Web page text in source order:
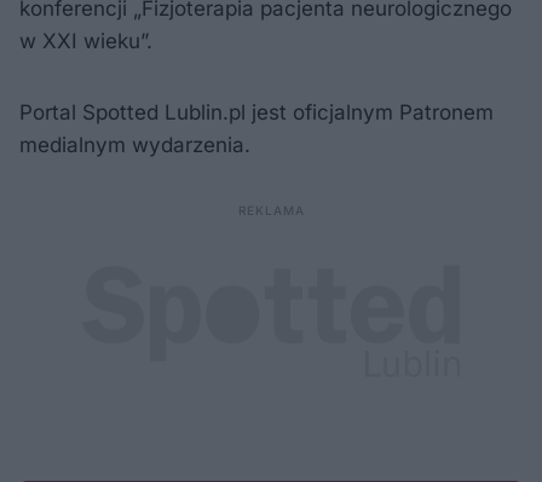
konferencji „Fizjoterapia pacjenta neurologicznego
w XXI wieku”.
Portal Spotted Lublin.pl jest oficjalnym Patronem
medialnym wydarzenia.